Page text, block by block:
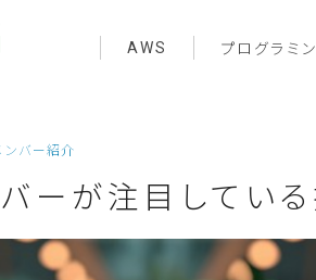
AWS プログラミ
ンバー紹介
ーが注目している